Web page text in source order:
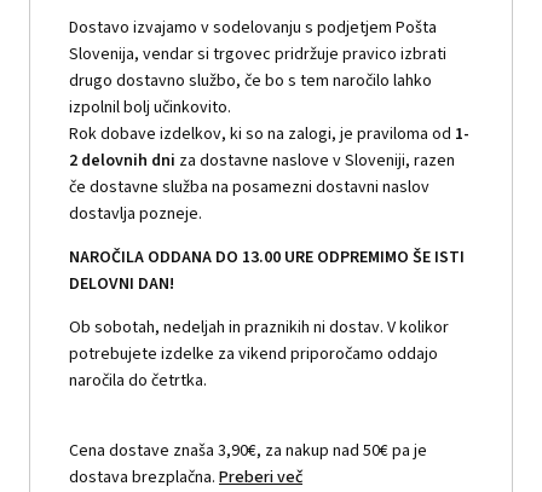
Dostavo izvajamo v sodelovanju s podjetjem Pošta
Slovenija, vendar si trgovec pridržuje pravico izbrati
drugo dostavno službo, če bo s tem naročilo lahko
izpolnil bolj učinkovito.
Rok dobave izdelkov, ki so na zalogi, je praviloma od 1-
2 delovnih dni za dostavne naslove v Sloveniji, razen
če dostavne služba na posamezni dostavni naslov
dostavlja pozneje.
NAROČILA ODDANA DO 13.00 URE ODPREMIMO ŠE ISTI
DELOVNI DAN!
Ob sobotah, nedeljah in praznikih ni dostav. V kolikor
potrebujete izdelke za vikend priporočamo oddajo
naročila do četrtka.
Cena dostave znaša 3,90€, za nakup nad 50€ pa je
dostava brezplačna. Preberi več